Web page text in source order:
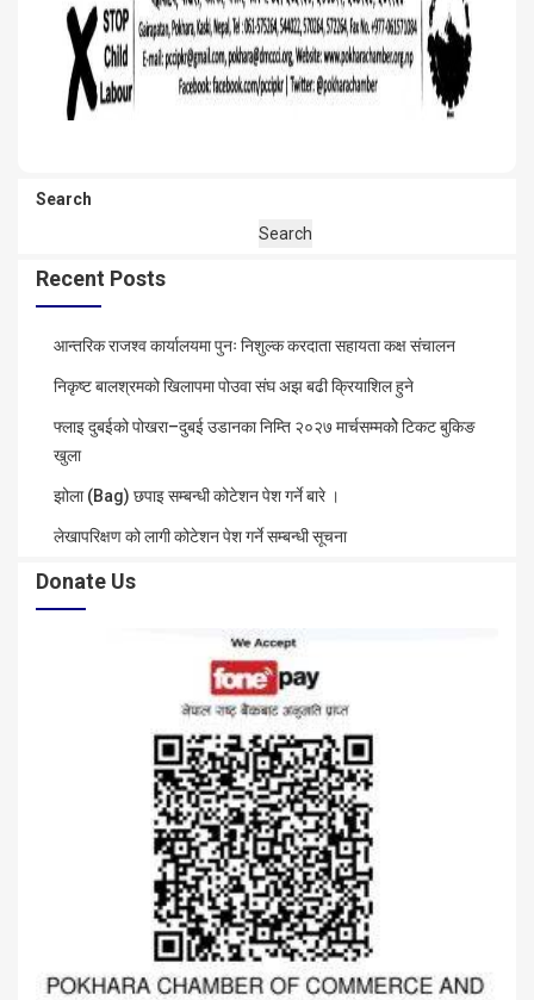
Search
Search
Recent Posts
आन्तरिक राजश्व कार्यालयमा पुनः निशुल्क करदाता सहायता कक्ष संचालन
निकृष्ट बालश्रमको खिलापमा पोउवा संघ अझ बढी क्रियाशिल हुने
फ्लाइ दुबईको पोखरा–दुबई उडानका निम्ति २०२७ मार्चसम्मकोे टिकट बुकिङ
खुला
झोला (Bag) छपाइ सम्बन्धी कोटेशन पेश गर्ने बारे ।
लेखापरिक्षण को लागी कोटेशन पेश गर्ने सम्बन्धी सूचना
Donate Us